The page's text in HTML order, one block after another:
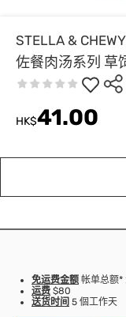
STELLA &
佐餐肉汤系列 草
HK$41.00
免运费金额 帐单总额*
运费 $80
送货时间 5 個工作天